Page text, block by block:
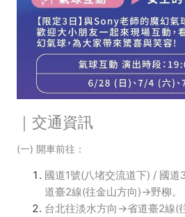
｜交通資訊
(一) 開車前往：
國道1號(八堵交流道下) / 國
道臺2線(往金山方向)→野柳。
台北往淡水方向→省道臺2線(